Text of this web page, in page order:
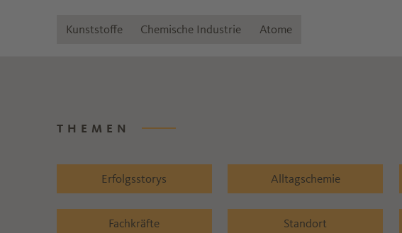
Kunststoffe Chemische Industrie Atome
THEMEN
Erfolgsstorys Alltagschemie
Fachkräfte Standort